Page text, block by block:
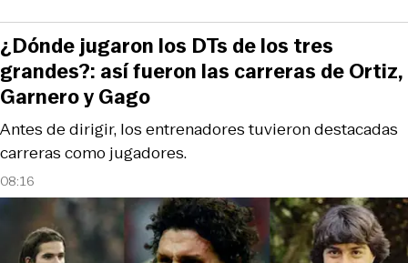
08:16
Antes de dirigir, los entrenadores tuvieron destacadas
carreras como jugadores.
¿Dónde jugaron los DTs de los tres
grandes?: así fueron las carreras de Ortiz,
Garnero y Gago